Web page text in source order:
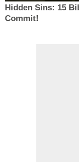
Hidden Sins: 15
Commit!